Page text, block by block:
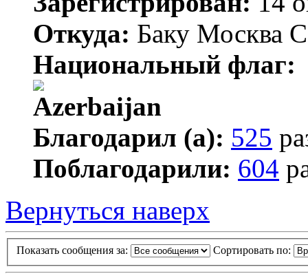
Откуда: Баку Москва
Национальный флаг:
Благодарил (а): 525
Поблагодарили: 604
Вернуться наверх
Показать сообщения за: Сортировать по: